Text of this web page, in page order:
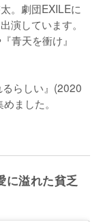
。劇団EXILEに
演しています。
青天を衝け』
らしい』(2020
ました。
溢れた貧乏